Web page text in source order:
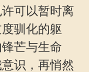
可以暂时离
驯化的躯
芒与生命
识，再悄然